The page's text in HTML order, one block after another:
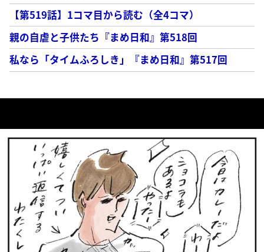
【第519話】1コマ目から読む（全4コマ）
親の自虐と子供たち『まめ日和』第518回
私なら「タイムふろしき」『まめ日和』第517回